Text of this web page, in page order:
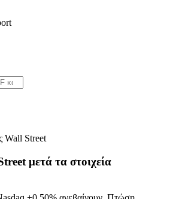
Wall Street
μετά τα στοιχεία